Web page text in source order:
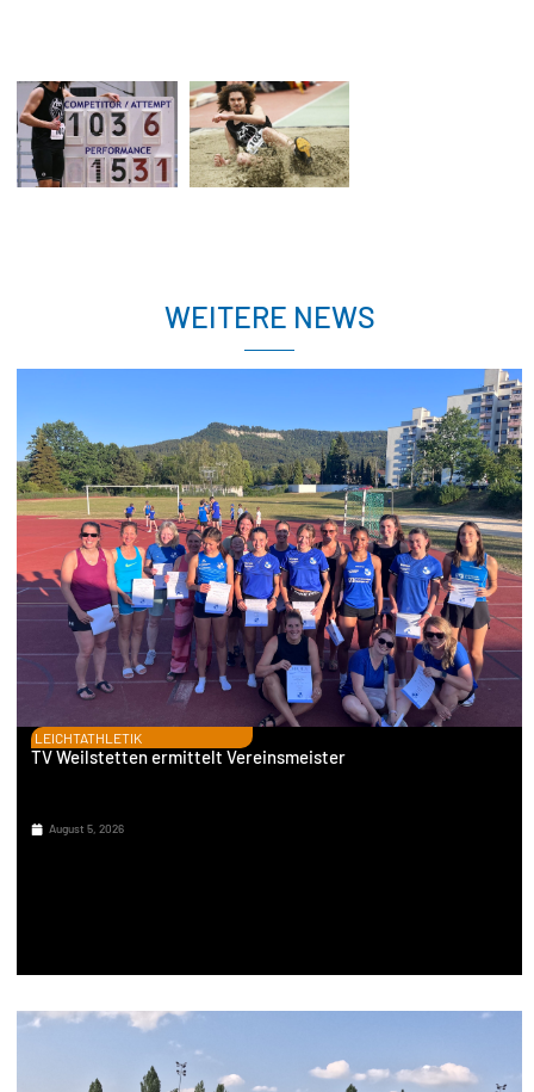
WEITERE NEWS
LEICHTATHLETIK
TV Weilstetten ermittelt Vereinsmeister
August 5, 2026